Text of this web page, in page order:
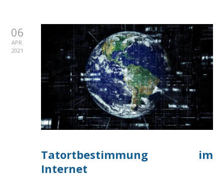
06
APR.
2021
Tatortbestimmung im
Internet